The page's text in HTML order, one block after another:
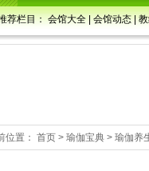
荐栏目：会馆大全|会馆动态|
位置： 首页 > 瑜伽宝典 > 瑜伽养